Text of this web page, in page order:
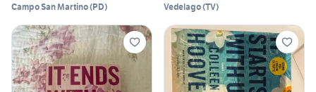
Campo San Martino(PD) Vedelago(TV)